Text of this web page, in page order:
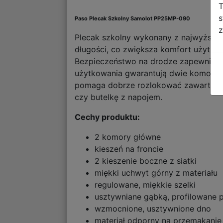
Paso Plecak Szkolny Samolot PP25MP-090
Plecak szkolny wykonany z
długości, co zwiększa komfort
Bezpieczeństwo na drodze
użytkowania gwarantują dwie komory
pomaga dobrze rozlokować
czy butelkę z napojem.
Cechy produktu:
2 komory główne
kieszeń na froncie
2 kieszenie boczne z siatki
miękki uchwyt górny z materiału
regulowane, miękkie szelki
usztywniane gąbką, profilowane
wzmocnione, usztywnione dno
materiał odporny na przemakanie